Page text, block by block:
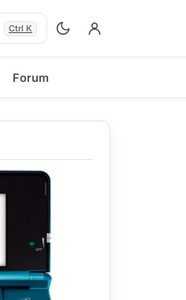
Ctrl K
Forum